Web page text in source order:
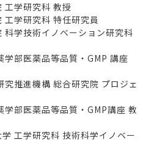
学研究科 教授
研究科 特任研究員
技術イノベーション研究科
医薬品等品質・GMP 講座
進機構 総合研究院 プロジェ
医薬品等品質・GMP講座 教
学研究科 技術科学イノベー